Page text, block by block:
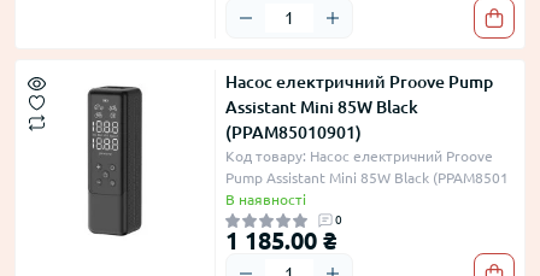
Насос електричний Proove Pump
Assistant Mini 85W Black
(PPAM85010901)
Код товару: Насос електричний Proove
Pump Assistant Mini 85W Black (PPAM8501
В наявності
0
1 185.00 ₴